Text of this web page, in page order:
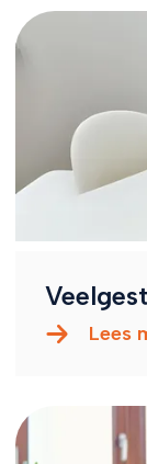
Lees